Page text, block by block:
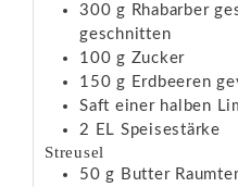
300 g Rhabarber
geschnitten
100 g Zucker
150 g Erdbeeren
Saft einer halben
2 EL Speisestärke
Streusel
50 g Butter